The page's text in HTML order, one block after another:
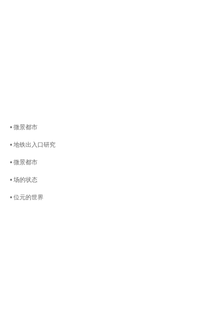
• 微景都市
• 地铁出入口研究
• 微景都市
• 场的状态
• 位元的世界